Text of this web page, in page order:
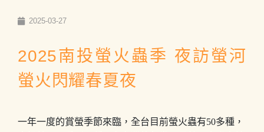
2025-03-27
2025南投螢火蟲季 夜訪螢河
螢火閃耀春夏夜
一年一度的賞螢季節來臨，全台目前螢火蟲有50多種，